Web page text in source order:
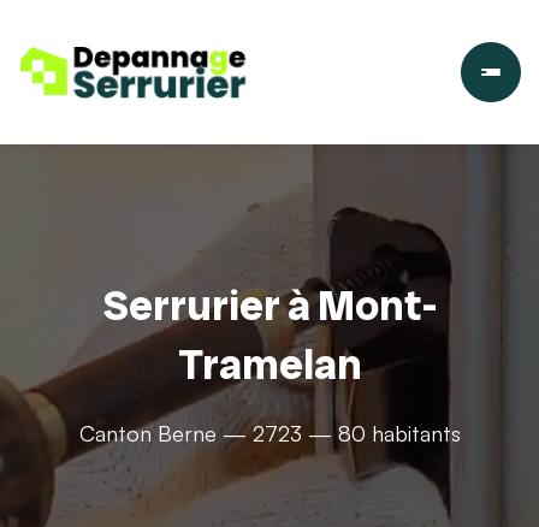
Serrurier à Mont-
Tramelan
Canton Berne — 2723 — 80 habitants